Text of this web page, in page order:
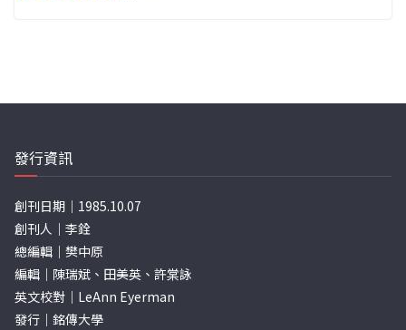
發行資訊
創刊日期｜1985.10.07
創刊人｜李銓
總編輯｜樊中原
編輯｜陳瑞斌、田美英、許棠詠
英文校對｜LeAnn Eyerman
發行｜銘傳大學